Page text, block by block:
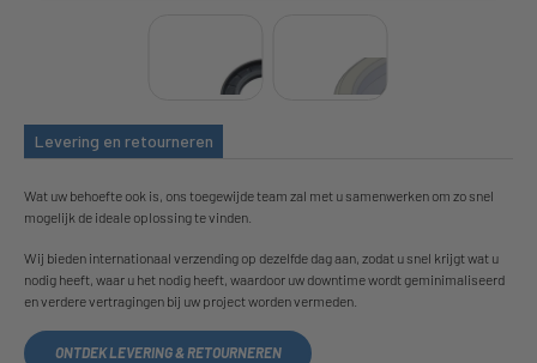
Levering en retourneren
Wat uw behoefte ook is, ons toegewijde team zal met u samenwerken om zo snel
mogelijk de ideale oplossing te vinden.
Wij bieden internationaal verzending op dezelfde dag aan, zodat u snel krijgt wat u
nodig heeft, waar u het nodig heeft, waardoor uw downtime wordt geminimaliseerd
en verdere vertragingen bij uw project worden vermeden.
ONTDEK LEVERING & RETOURNEREN